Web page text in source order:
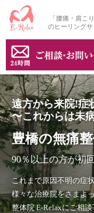
「腰痛・肩こ
のヒーリングサ
遠方から来院!症
〜これからは未
豊橋の無痛
90％以上の方が初
これまで原因不明の症
様々な治療院をさまよ
整体院 E-Relaxにご相談